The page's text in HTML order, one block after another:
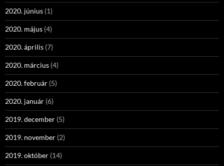
2020. június (1)
2020. május (4)
2020. április (7)
2020. március (4)
2020. február (5)
2020. január (6)
2019. december (5)
2019. november (2)
2019. október (14)